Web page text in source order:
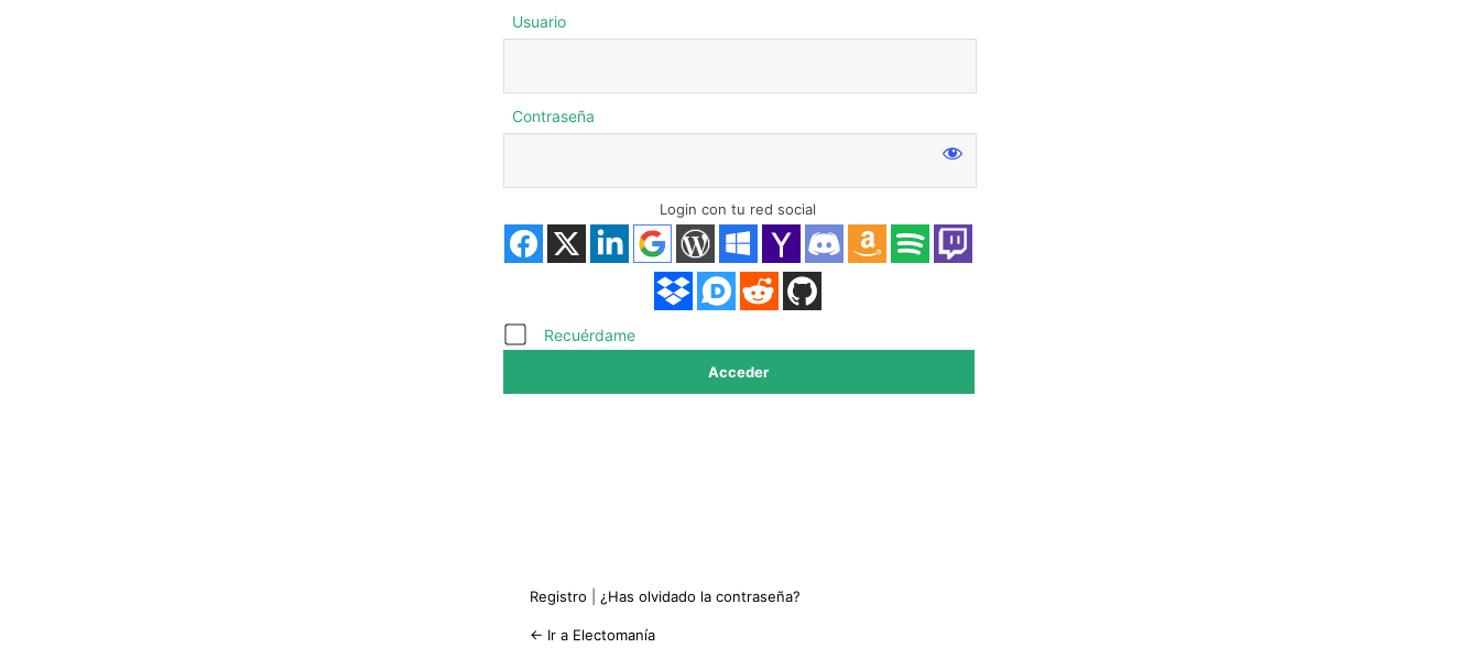
Acceder
Usuario
Contraseña
Login con tu red social
Recuérdame
Registro ¿Has olvidado la contraseña?
← Ir a Electomanía